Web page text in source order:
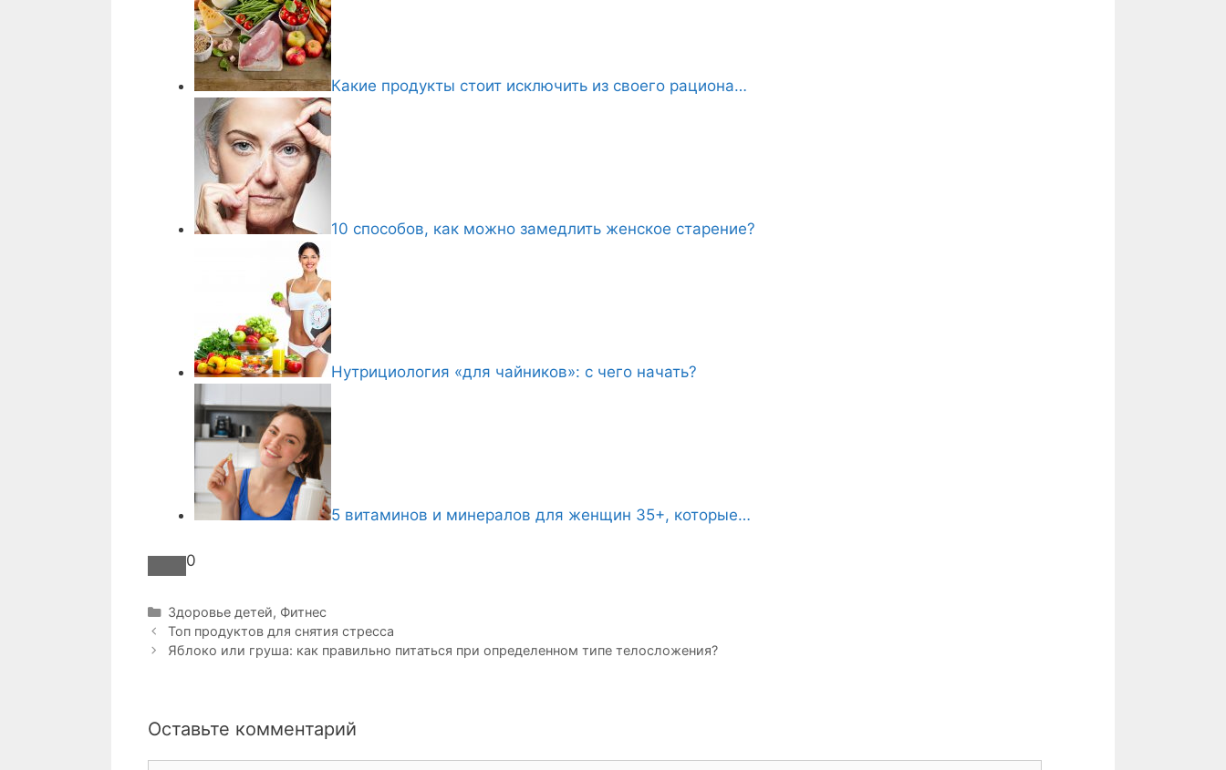
Какие продукты стоит исключить из своего рациона…
10 способов, как можно замедлить женское старение?
Нутрициология «для чайников»: с чего начать?
5 витаминов и минералов для женщин 35+, которые…
0
Р
у
б
и
Здоровье детей, Фитнес
Н
а
а
и
Топ продуктов для снятия стресса
Яблоко или груша: как правильно питаться при определенном типе телосложения?
Оставьте комментарий